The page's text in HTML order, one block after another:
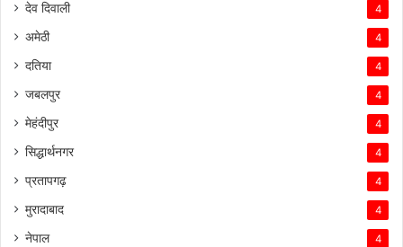
देव दिवाली 4
अमेठी 4
दतिया 4
जबलपुर 4
मेहंदीपुर 4
सिद्धार्थनगर 4
प्रतापगढ़ 4
मुरादाबाद 4
नेपाल 4